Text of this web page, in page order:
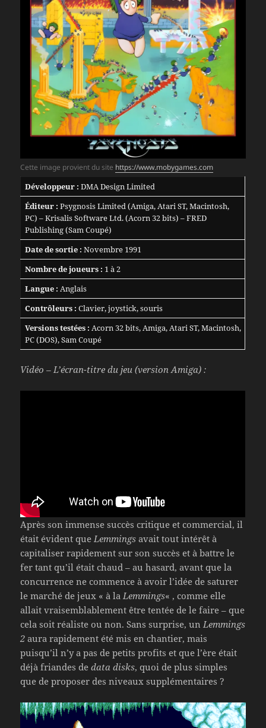
Cette image provient du site https://www.mobygames.com
Développeur : DMA Design Limited
Éditeur : Psygnosis Limited (Amiga, Atari ST, Macintosh,
PC) – Krisalis Software Ltd. (Acorn 32 bits) – FRED
Publishing (Sam Coupé)
Date de sortie : Novembre 1991
Nombre de joueurs : 1 à 2
Langue : Anglais
Contrôleurs : Clavier, joystick, souris
Versions testées : Acorn 32 bits, Amiga, Atari ST, Macintosh,
PC (DOS), Sam Coupé
Vidéo – L’écran-titre du jeu (version Amiga) :
Après son immense succès critique et commercial, il
était évident que Lemmings avait tout intérêt à
capitaliser rapidement sur son succès et à battre le
fer tant qu’il était chaud – au hasard, avant que la
concurrence ne commence à avoir l’idée de saturer
le marché de jeux « à la Lemmings« , comme elle
allait vraisemblablement être tentée de le faire – que
cela soit réaliste ou non. Sans surprise, un Lemmings
2 aura rapidement été mis en chantier, mais
puisqu’il n’y a pas de petits profits et que l’ère était
déjà friandes dedata disks, quoi de plus simples
que de proposer des niveaux supplémentaires ?